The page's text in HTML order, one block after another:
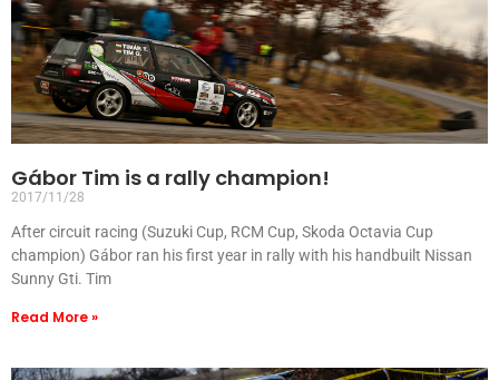
Gábor Tim is a rally champion!
2017/11/28
After circuit racing (Suzuki Cup, RCM Cup, Skoda Octavia Cup
champion) Gábor ran his first year in rally with his handbuilt Nissan
Sunny Gti. Tim
Read More »